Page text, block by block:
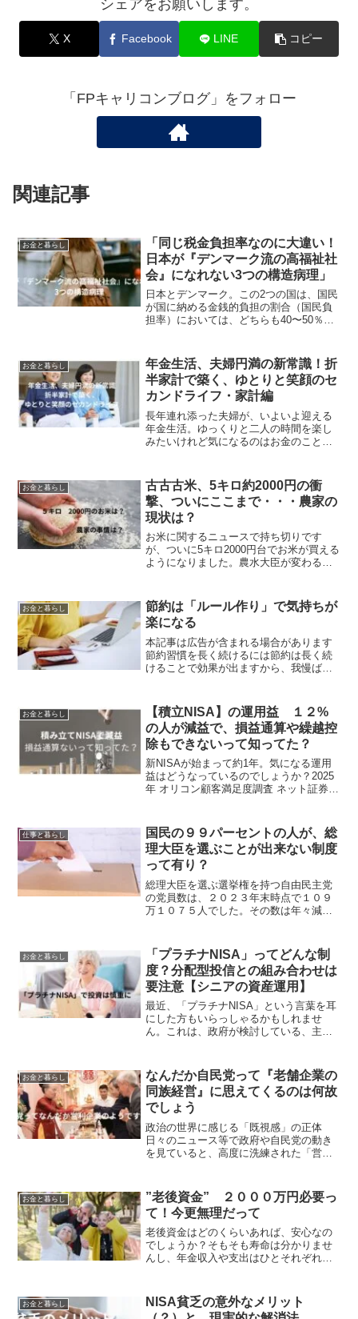
シェアをお願いします。
X Facebook LINE コピー
「FPキャリコンブログ」をフォロー
関連記事
お金と暮らし
「同じ税金負担率なのに大違い！
日本が『デンマーク流の高福祉社
会』になれない3つの構造病理」
日本とデンマーク。この2つの国は、国民
が国に納める金銭的負担の割合（国民負
担率）においては、どちらも40〜50％台
アル」を経済的視点から比較すると、驚
くほど真逆の景色が...
お金と暮らし
年金生活、夫婦円満の新常識！折
半家計で築く、ゆとりと笑顔のセ
カンドライフ・家計編
長年連れ添った夫婦が、いよいよ迎える
年金生活。ゆっくりと二人の時間を楽し
みたいけれど気になるのはお金のこと。
いでしょうか。そこで提案したいのが、
夫婦の年金額を「ほぼ完全...
お金と暮らし
古古古米、5キロ約2000円の衝
撃、ついにここまで・・・農家の
現状は？
お米に関するニュースで持ち切りです
が、ついに5キロ2000円台でお米が買える
ようになりました。農水大臣が変わるこ
いるから買わなくてよい」人には関係な
い話だったのでしょう...
お金と暮らし
節約は「ルール作り」で気持ちが
楽になる
本記事は広告が含まれる場合があります
節約習慣を長く続けるには節約は長く続
けることで効果が出ますから、我慢ばか
賢いお金の使い方ルールを決めておきま
しょう。💰 節約体質★５つ...
お金と暮らし
【積立NISA】の運用益 １２%
の人が減益で、損益通算や繰越控
除もできないって知ってた？
新NISAが始まって約1年。気になる運用
益はどうなっているのでしょうか？2025
年 オリコン顧客満足度調査 ネット証券利
満の増益」が22.1％と最も多く**、次...
仕事と暮らし
国民の９９パーセントの人が、総
理大臣を選ぶことが出来ない制度
って有り？
総理大臣を選ぶ選挙権を持つ自由民主党
の党員数は、２０２３年末時点で１０９
万１０７５人でした。その数は年々減少
の総理立候補者のことは考慮に入れない
として、有権者の約1...
お金と暮らし
「プラチナNISA」ってどんな制
度？分配型投信との組み合わせは
要注意【シニアの資産運用】
最近、「プラチナNISA」という言葉を耳
にした方もいらっしゃるかもしれませ
ん。これは、政府が検討している、主に
「プラチナNISA」って何？現行のNISA
制度は、若い...
お金と暮らし
なんだか自民党って『老舗企業の
同族経営』に思えてくるのは何故
でしょう
政治の世界に感じる「既視感」の正体
日々のニュース等で政府や自民党の動き
を見ていると、高度に洗練された「営利
を描き、国民の信託を受けて公共の利益
を実現する活動であるはずで...
お金と暮らし
”老後資金” ２０００万円必要っ
て！今更無理だって
老後資金はどのくらいあれば、安心なの
でしょうか？そもそも寿命は分かりませ
んし、年金収入や支出はひとそれぞれな
あります。老後2,000万円問題とは、2019
年に行われ...
お金と暮らし
NISA貧乏の意外なメリット